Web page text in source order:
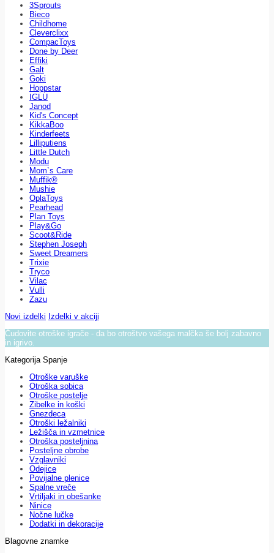
3Sprouts
Bieco
Childhome
Cleverclixx
CompacToys
Done by Deer
Effiki
Galt
Goki
Hoppstar
IGLU
Janod
Kid's Concept
KikkaBoo
Kinderfeets
Lilliputiens
Little Dutch
Modu
Mom`s Care
Muffik®
Mushie
OplaToys
Pearhead
Plan Toys
Play&Go
Scoot&Ride
Stephen Joseph
Sweet Dreamers
Trixie
Tryco
Vilac
Vulli
Zazu
Novi izdelki Izdelki v akciji
Čudovite otroške igrače - da bo otroštvo vašega malčka še bolj zabavno
in igrivo.
Kategorija Spanje
Otroške varuške
Otroška sobica
Otroške postelje
Zibelke in koški
Gnezdeca
Otroški ležalniki
Ležišča in vzmetnice
Otroška posteljnina
Posteljne obrobe
Vzglavniki
Odejice
Povijalne plenice
Spalne vreče
Vrtiljaki in obešanke
Ninice
Nočne lučke
Dodatki in dekoracije
Blagovne znamke